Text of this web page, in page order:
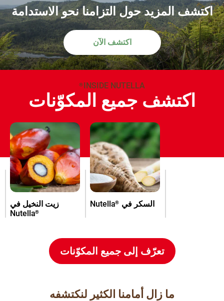
اكتشف المزيد حول التزامنا نحو الاستدامة
اكتشف الآن
INSIDE NUTELLA
®
اكتشف جميع المكوّنات
السكر في Nutella®
زيت النخيل في
Nutella®
تعرّف إلى جميع المكوّنات
ما زال أمامنا الكثير لنكتشفه